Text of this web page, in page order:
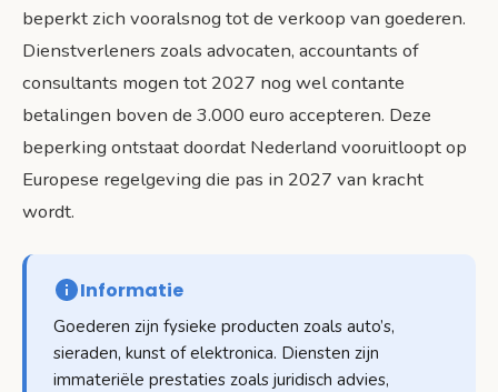
beperkt zich vooralsnog tot de verkoop van goederen.
Dienstverleners zoals advocaten, accountants of
consultants mogen tot 2027 nog wel contante
betalingen boven de 3.000 euro accepteren. Deze
beperking ontstaat doordat Nederland vooruitloopt op
Europese regelgeving die pas in 2027 van kracht
wordt.
Informatie
Goederen zijn fysieke producten zoals auto’s,
sieraden, kunst of elektronica. Diensten zijn
immateriële prestaties zoals juridisch advies,